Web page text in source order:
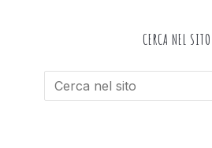
CERCA NEL SITO